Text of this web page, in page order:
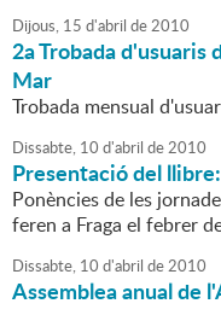
Dijous, 15 d'abril de2010
2a Trobada d'usuaris
Mar
Trobada mensual
Dissabte, 10 d'abril de2010
Presentació del llibre:
Ponències de les
feren a Fraga el febrer
Dissabte, 10 d'abril de2010
Assemblea anual de